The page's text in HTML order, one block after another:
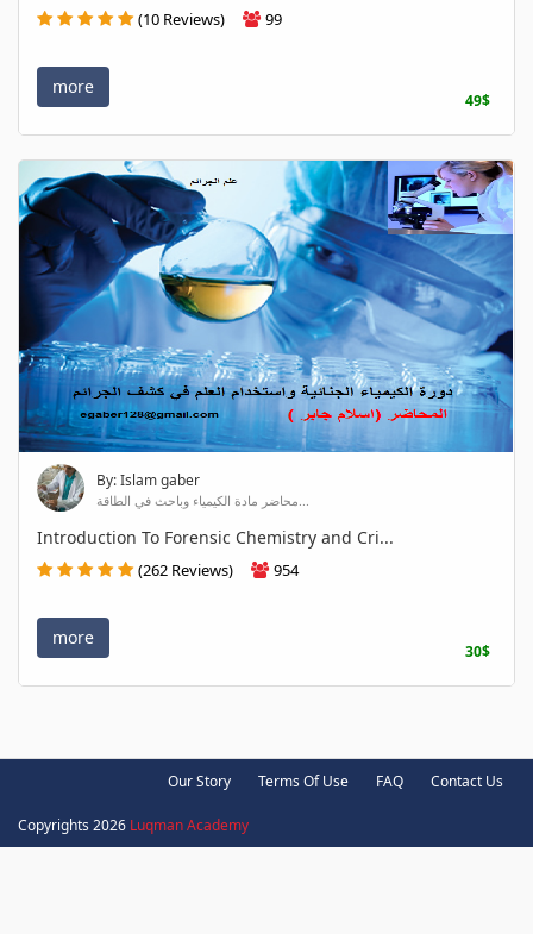
(10 Reviews) 99
more
49$
By: Islam gaber
محاضر مادة الكيمياء وباحث في الطاقة...
Introduction To Forensic Chemistry and Cri...
(262 Reviews) 954
more
30$
Our Story Terms Of Use FAQ Contact Us
Copyrights 2026 Luqman Academy